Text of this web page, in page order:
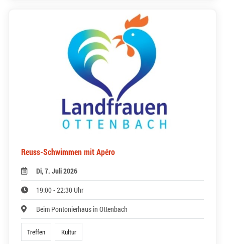
Reuss-Schwimmen mit Apéro
Di, 7. Juli 2026
19:00 - 22:30 Uhr
Beim Pontonierhaus in Ottenbach
Treffen Kultur